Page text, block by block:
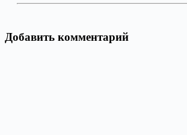
Добавить комментарий